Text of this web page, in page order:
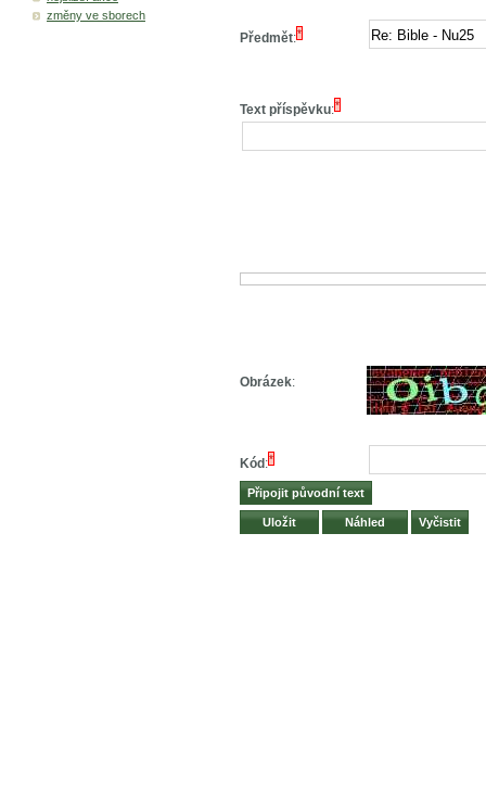
změny ve sborech
Předmět:*
Text příspěvku:*
Obrázek:
Kód :*